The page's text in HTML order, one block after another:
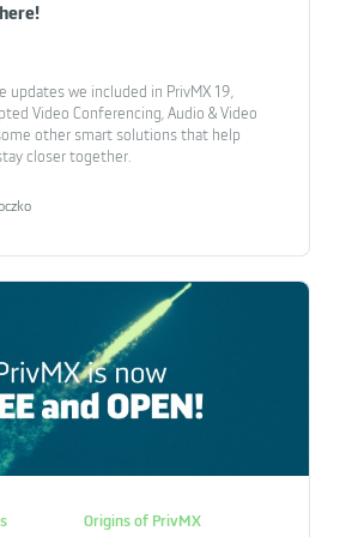
updates we included in PrivMX 19,
Video Conferencing, Audio & Video
other smart solutions that help
closer together.
Origins of PrivMX